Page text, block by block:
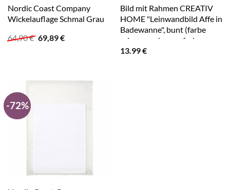
Nordic Coast Company
Wickelauflage Schmal Grau
64,90€ Ursprünglicher
69,89€Aktueller
Bild mit Rahmen CREATIV
HOME "Leinwandbild Affe in
Badewanne", bunt (farbe
rahmen: schwarz, farbe
bild(er): bunt), B:30cm
13.99€
-72%